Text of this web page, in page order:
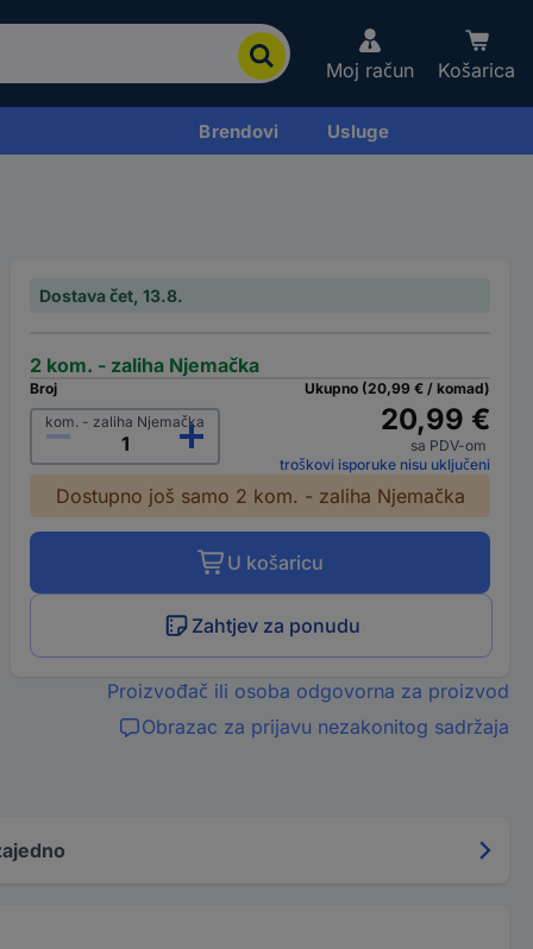
Moj račun Košarica
Brendovi Usluge
Dostava čet, 13.8.
2 kom. - zaliha Njemačka
Broj
kom. - zaliha Njemačka
Ukupno (20,99 € / komad)
20,99 €
sa PDV-om
troškovi isporuke nisu uključeni
Dostupno još samo 2 kom. - zaliha Njemačka
U košaricu
Zahtjev za ponudu
Proizvođač ili osoba odgovorna za proizvod
Obrazac za prijavu nezakonitog sadržaja